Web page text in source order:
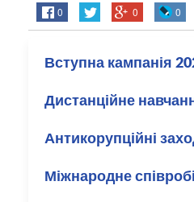
0 0 0
Вступна кампанія
Дистанційне
Антикорупційні
Міжнародне